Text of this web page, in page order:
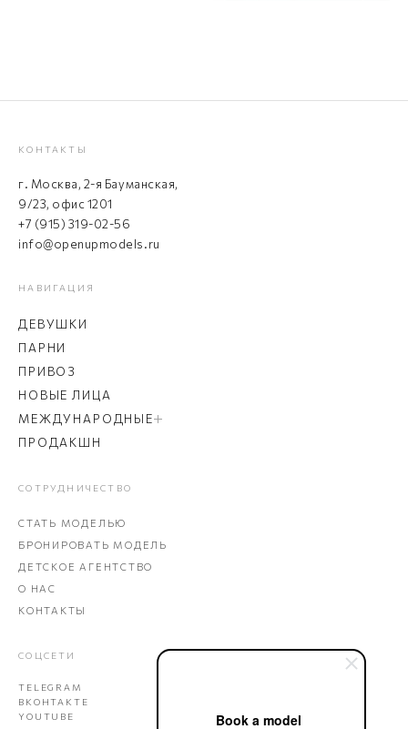
Book a model
КОНТАКТЫ
г. Москва, 2-я Бауманская,
9/23, офис 1201
+7 (915) 319-02-56
info@openupmodels.ru
НАВИГАЦИЯ
ДЕВУШКИ
ПАРНИ
ПРИВОЗ
НОВЫЕ ЛИЦА
МЕЖДУНАРОДНЫЕ
ПРОДАКШН
СОТРУДНИЧЕСТВО
СТАТЬ МОДЕЛЬЮ
БРОНИРОВАТЬ МОДЕЛЬ
ДЕТСКОЕ АГЕНТСТВО
О НАС
КОНТАКТЫ
СОЦСЕТИ
TELEGRAM
ВКОНТАКТЕ
YOUTUBE